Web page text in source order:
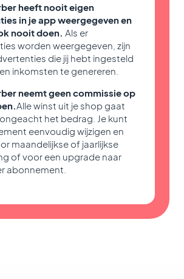
heeft nooit eigen
in je app weergegeven en
nooit doen. Als er
worden weergegeven, zijn
die jij hebt ingesteld
inkomsten te genereren.
neemt geen commissie op
Alle winst uit je shop gaat
het bedrag. Je kunt
eenvoudig wijzigen en
maandelijkse of jaarlijkse
of voor een upgrade naar
abonnement.